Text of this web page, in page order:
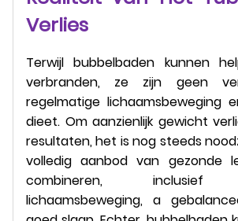
Verlies
Terwijl bubbelbaden kunnen
verbranden, ze zijn geen
regelmatige lichaamsbeweging
dieet. Om aanzienlijk gewicht
resultaten, het is nog steeds
volledig aanbod van gezonde
combineren, inclusief
lichaamsbeweging, a